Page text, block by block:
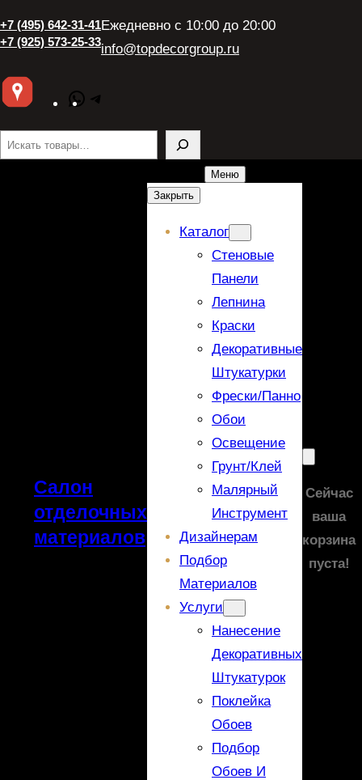
+7 (495) 642-31-41
+7 (925) 573-25-33
Ежедневно с 10:00 до 20:00
info@topdecorgroup.ru
WhatsApp
Поиск
Салон
отделочных
материалов
Меню
Закрыть
Каталог
Стеновые
Панели
Лепнина
Краски
Декоративные
Штукатурки
Фрески/панно
Обои
Освещение
Грунт/Клей
Малярный
Инструмент
Дизайнерам
Подбор
Материалов
Услуги
Нанесение
Декоративных
Штукатурок
Поклейка
Обоев
Подбор
Обоев И
Сейчас
ваша
корзина
пуста!